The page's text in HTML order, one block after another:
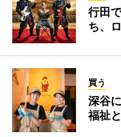
行田
ち、
買う
深谷
福祉